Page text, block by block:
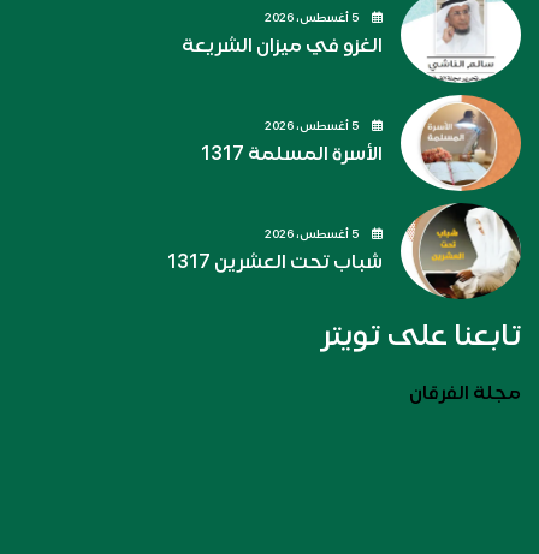
الغزو في ميزان الشريعة
الأسرة المسلمة 1317
شباب تحت العشرين 1317
تابعنا على تويتر
مجلة الفرقان